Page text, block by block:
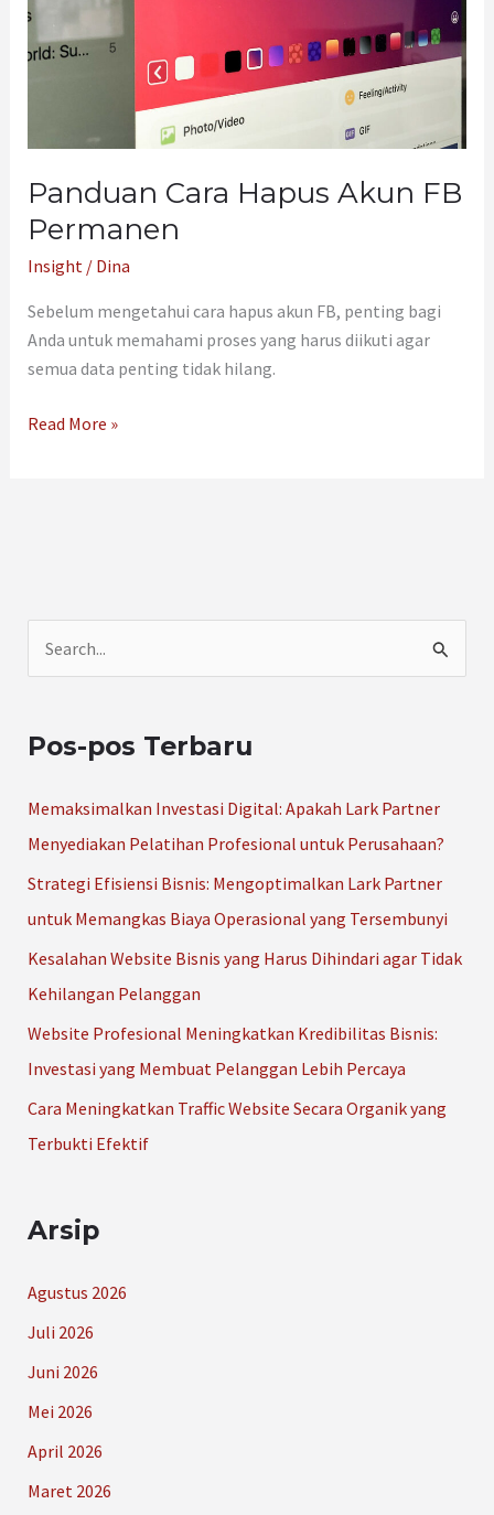
Panduan Cara Hapus Akun FB
Permanen
Insight/ Dina
Sebelum mengetahui cara hapus akun FB, penting bagi
Anda untuk memahami proses yang harus diikuti agar
semua data penting tidak hilang.
Read More »
i
:
Pos-pos Terbaru
Memaksimalkan Investasi Digital: Apakah Lark Partner
Menyediakan Pelatihan Profesional untuk Perusahaan?
Strategi Efisiensi Bisnis: Mengoptimalkan Lark Partner
untuk Memangkas Biaya Operasional yang Tersembunyi
Kesalahan Website Bisnis yang Harus Dihindari agar Tidak
Kehilangan Pelanggan
Website Profesional Meningkatkan Kredibilitas Bisnis:
Investasi yang Membuat Pelanggan Lebih Percaya
Cara Meningkatkan Traffic Website Secara Organik yang
Terbukti Efektif
Arsip
Agustus 2026
Juli 2026
Juni 2026
Mei 2026
April 2026
Maret 2026